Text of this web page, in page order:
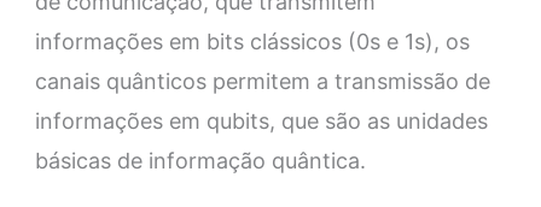
informações em bits clássicos (0s e 1s), os
canais quânticos permitem a transmissão de
informações em qubits, que são as unidades
básicas de informação quântica.